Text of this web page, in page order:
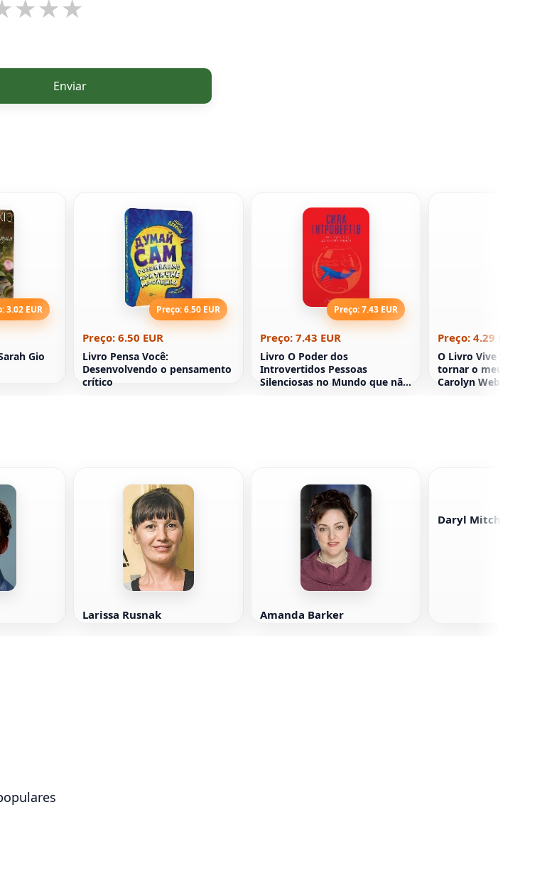
Enviar
3.02 EUR
Gio
Preço: 6.50 EUR
Preço: 6.50 EUR
Livro Pensa Você:
Desenvolvendo o pensamento
crítico
Preço: 7.43 EUR
Preço: 7.43 EUR
Livro O Poder dos
Introvertidos Pessoas
Silenciosas no Mundo que não
Preço: 4.29 EUR
O Livro Vive Tudo.
tornar o meu dia
Carolyn Webb
Larissa Rusnak Amanda Barker
Daryl Mitchell